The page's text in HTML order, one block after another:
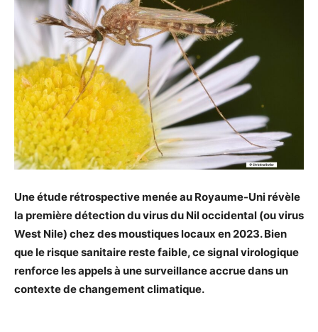
Une étude rétrospective menée au Royaume-Uni révèle
la première détection du virus du Nil occidental (ou virus
West Nile) chez des moustiques locaux en 2023. Bien
que le risque sanitaire reste faible, ce signal virologique
renforce les appels à une surveillance accrue dans un
contexte de changement climatique.